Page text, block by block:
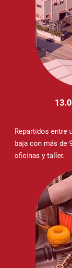
Repartidos entre
baja con más de
oficinas y taller.